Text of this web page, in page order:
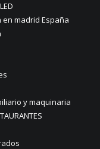
madrid España
y maquinaria